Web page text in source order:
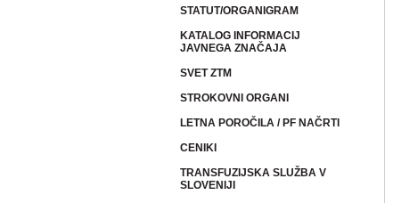
STATUT/ORGANIGRAM
KATALOG INFORMACIJ
JAVNEGA ZNAČAJA
SVET ZTM
STROKOVNI ORGANI
LETNA POROČILA / PF NAČRTI
CENIKI
TRANSFUZIJSKA SLUŽBA V
SLOVENIJI